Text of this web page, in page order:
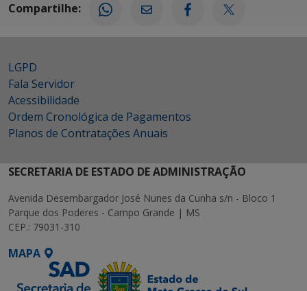
Compartilhe:
LGPD
Fala Servidor
Acessibilidade
Ordem Cronológica de Pagamentos
Planos de Contratações Anuais
SECRETARIA DE ESTADO DE ADMINISTRAÇÃO
Avenida Desembargador José Nunes da Cunha s/n - Bloco 1
Parque dos Poderes - Campo Grande | MS
CEP.: 79031-310
MAPA